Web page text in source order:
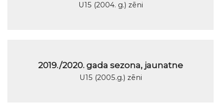
U15 (2004. g.) zēni
2019./2020. gada sezona, jaunatne
U15 (2005.g.) zēni